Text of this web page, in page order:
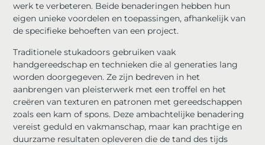
werk te verbeteren. Beide benaderingen hebben hun
eigen unieke voordelen en toepassingen, afhankelijk van
de specifieke behoeften van een project.
Traditionele stukadoors gebruiken vaak
handgereedschap en technieken die al generaties lang
worden doorgegeven. Ze zijn bedreven in het
aanbrengen van pleisterwerk met een troffel en het
creëren van texturen en patronen met gereedschappen
zoals een kam of spons. Deze ambachtelijke benadering
vereist geduld en vakmanschap, maar kan prachtige en
duurzame resultaten opleveren die de tand des tijds